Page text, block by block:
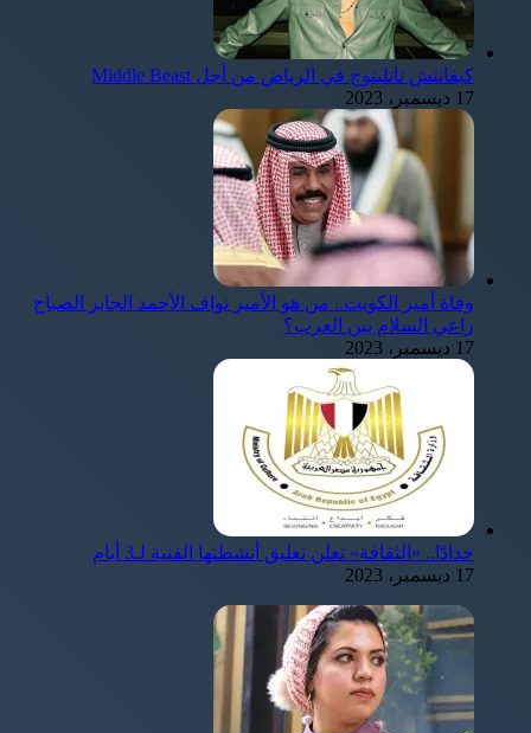
كيفانتش تاتليتوج في الرياض من أجل Middle Beast
17 ديسمبر، 2023
وفاة أمير الكويت.. من هو الأمير نواف الأحمد الجابر الصباح
راعي السلام بين العرب؟
17 ديسمبر، 2023
حدادًا.. «الثقافة» تعلن تعليق أنشطتها الفنية لـ3 أيام
17 ديسمبر، 2023